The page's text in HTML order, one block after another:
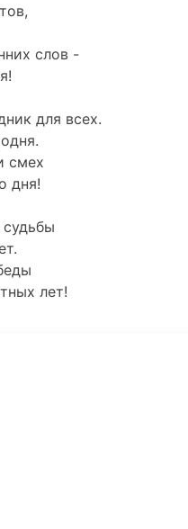
слов -
для всех.
смех
дня!
лет!